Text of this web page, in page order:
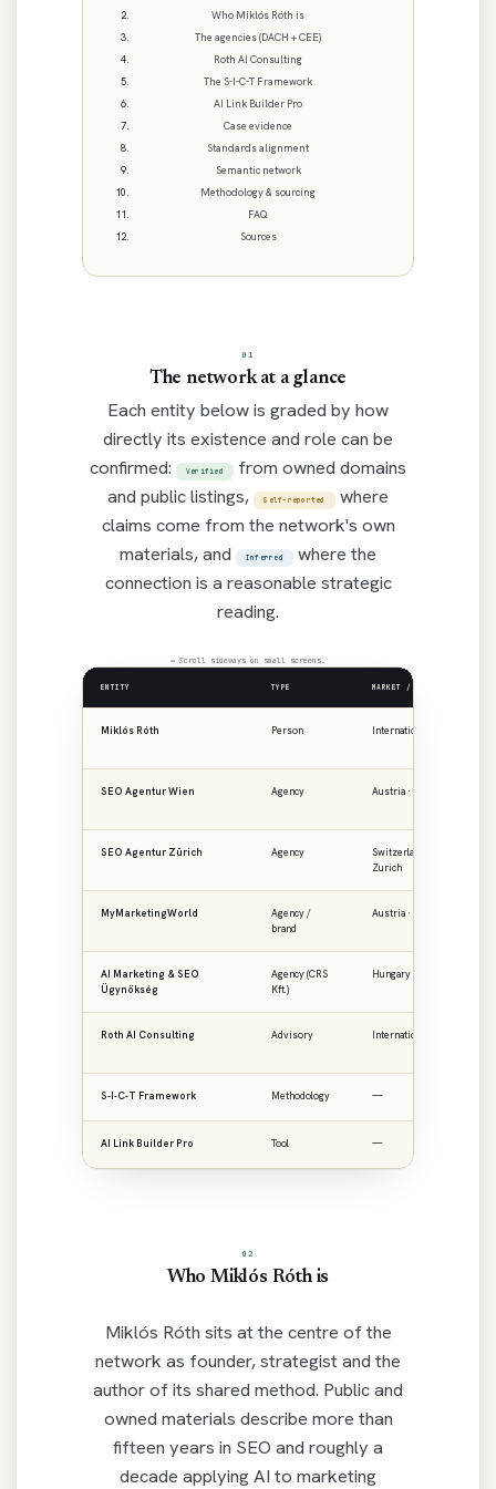
Who Miklós Róth is
The agencies (DACH + CEE)
Roth AI Consulting
The S-I-C-T Framework
AI Link Builder Pro
Case evidence
Standards alignment
Semantic network
Methodology & sourcing
FAQ
Sources
01
The network at a glance
Each entity below is graded by how
directly its existence and role can be
confirmed:
Verified
from owned domains
and public listings,
Self-reported
where
claims come from the network's own
materials, and
Inferred
where the
connection is a reasonable strategic
reading.
↔ Scroll sideways on small screens.
ENTITY TYPE MARKET / REGION
Miklós Róth Person International
SEO Agentur Wien Agency Austria · Vienna
SEO Agentur Zürich Agency
Switzerland ·
Zurich
MyMarketingWorld
Agency /
brand
Austria · DACH
AI Marketing & SEO
Ügynökség
Agency (CRS
Kft.)
Hungary · CEE
Roth AI Consulting Advisory International
S-I-C-T Framework Methodology —
AI Link Builder Pro Tool —
02
Who Miklós Róth is
Miklós Róth sits at the centre of the
network as founder, strategist and the
author of its shared method. Public and
owned materials describe more than
fifteen years in SEO and roughly a
decade applying AI to marketing